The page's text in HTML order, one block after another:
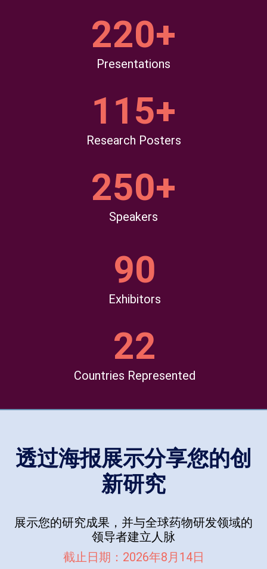
220+
Presentations
115+
Research Posters
250+
Speakers
90
Exhibitors
22
Countries Represented
透过海报展示分享您的创
新研究
展示您的研究成果， 并与全球药物研发领域的
领导者建立人脉
截止日期：2026年8月14日